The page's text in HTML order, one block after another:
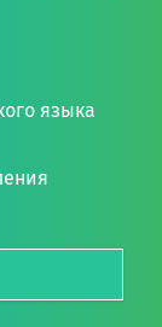
языка